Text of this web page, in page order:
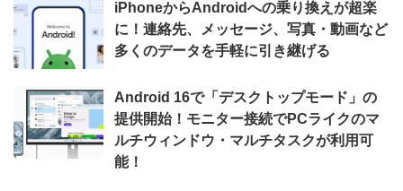
iPhoneからAndroidへの乗り換えが超楽
に！連絡先、メッセージ、写真・動画など
多くのデータを手軽に引き継げる
Android 16で「デスクトップモード」の
提供開始！モニター接続でPCライクのマ
ルチウィンドウ・マルチタスクが利用可
能！